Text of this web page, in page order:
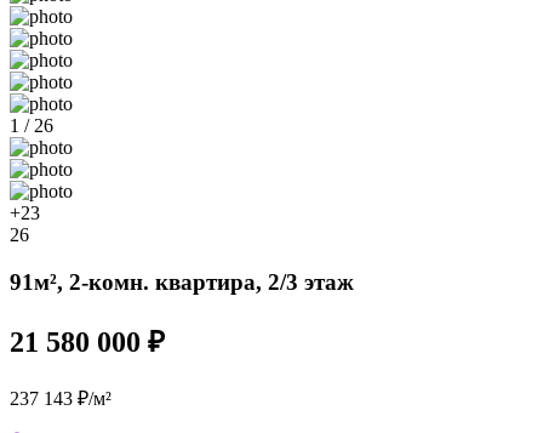
1 / 26
+23
26
91м², 2-комн. квартира, 2/3 этаж
21 580 000 ₽
237 143 ₽/м²